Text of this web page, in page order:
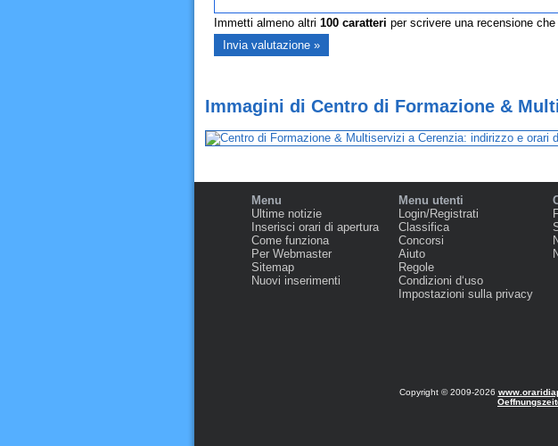
Immetti almeno altri 100caratteri per scrivere una recensione
Immagini di Centro di Formazione &
Menu
Ultime notizie
Inserisci orari di apertura
Come funziona
Per Webmaster
Sitemap
Nuovi inserimenti
Menu utenti
Login/Registrati
Classifica
Concorsi
Aiuto
Regole
Condizioni d‘uso
Impostazioni sulla privacy
Copyright © 2009-2026